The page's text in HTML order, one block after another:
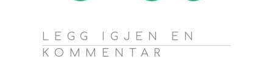
LEGG IGJEN EN
KOMMENTAR